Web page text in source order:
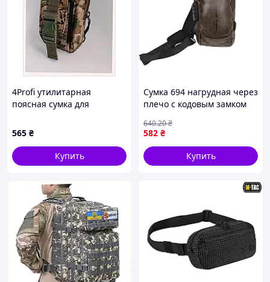
4Profi утилитарная
поясная сумка для
86E81T4M90
565 ₴
Купить
Сумка 694 нагрудная через
плечо с кодовым замком
{1326-piho}
582 ₴
640.20₴
Купить